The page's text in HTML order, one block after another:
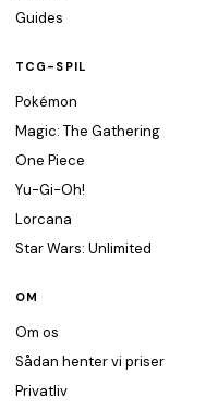
Guides
TCG-SPIL
Pokémon
Magic: The Gathering
One Piece
Yu-Gi-Oh!
Lorcana
Star Wars: Unlimited
OM
Om os
Sådan henter vi priser
Privatliv